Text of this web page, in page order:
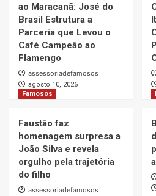
ao Maracanã: José do
Brasil Estrutura a
Parceria que Levou o
Café Campeão ao
Flamengo
assessoriadefamosos
agosto 10, 2026
Famosos
Faustão faz
homenagem surpresa a
João Silva e revela
orgulho pela trajetória
do filho
assessoriadefamosos